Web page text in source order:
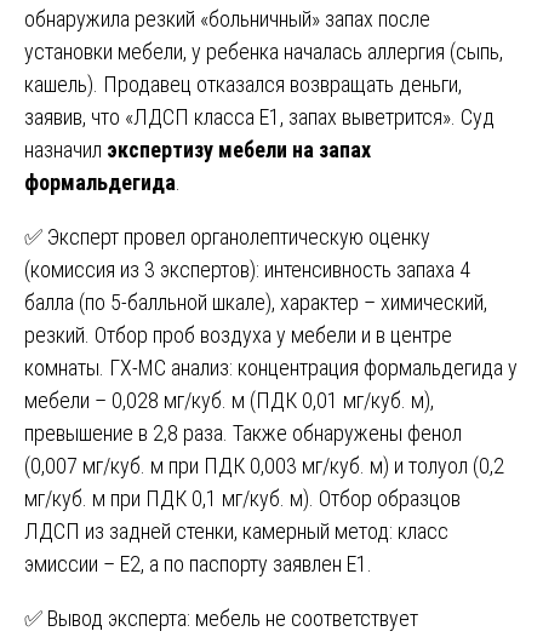
обнаружила резкий «больничный» запах после
установки мебели, у ребенка началась аллергия (сыпь,
кашель). Продавец отказался возвращать деньги,
заявив, что «ЛДСП класса E1, запах выветрится». Суд
назначил экспертизу мебели на запах
формальдегида.
✅ Эксперт провел органолептическую оценку
(комиссия из 3 экспертов): интенсивность запаха 4
балла (по 5-балльной шкале), характер – химический,
резкий. Отбор проб воздуха у мебели и в центре
комнаты. ГХ-МС анализ: концентрация формальдегида у
мебели – 0,028 мг/куб. м (ПДК 0,01 мг/куб. м),
превышение в 2,8 раза. Также обнаружены фенол
(0,007 мг/куб. м при ПДК 0,003 мг/куб. м) и толуол (0,2
мг/куб. м при ПДК 0,1 мг/куб. м). Отбор образцов
ЛДСП из задней стенки, камерный метод: класс
эмиссии – E2, а по паспорту заявлен E1.
✅ Вывод эксперта: мебель не соответствует